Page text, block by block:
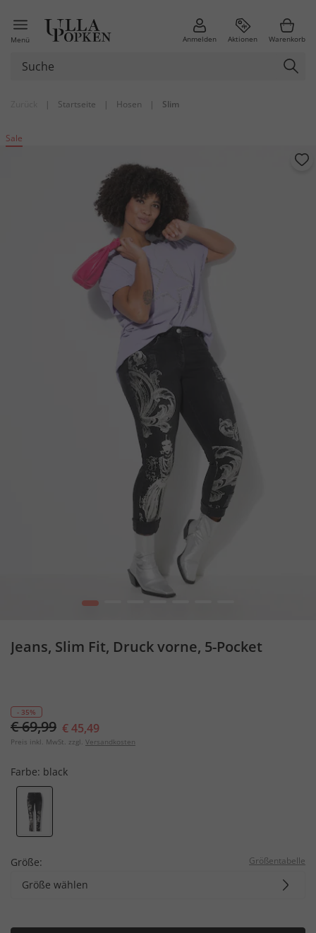
Menü Anmelden Aktionen Warenkorb
| Startseite | Hosen | Slim
Sale
1
Jeans, Slim Fit, Druck vorne, 5-Pocket
- 35%
€ 69,99 € 45,49
Preis inkl. MwSt. zzgl. Versandkosten
Farbe: black
Größe: Größentabelle
Größe wählen